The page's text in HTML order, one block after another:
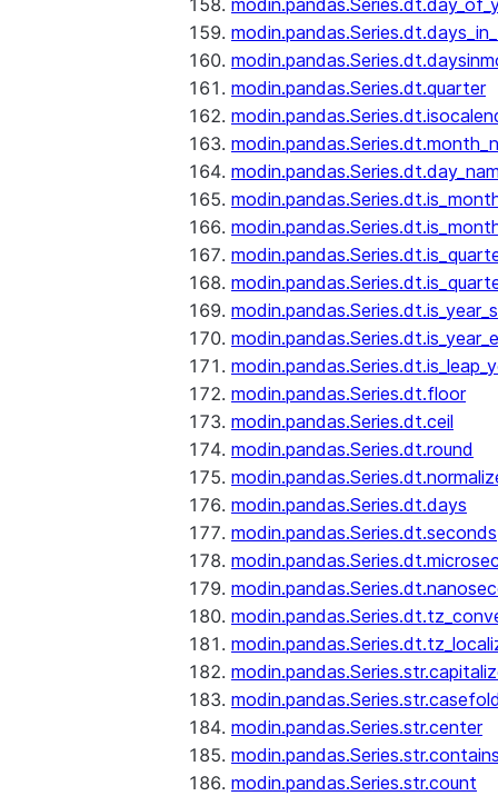
modin.pandas.Series.dt.quarter
modin.pandas.Series.dt.floor
modin.pandas.Series.dt.ceil
modin.pandas.Series.dt.round
modin.pandas.Series.dt.days
modin.pandas.Series.dt.seconds
modin.pandas.Series.str.center
modin.pandas.Series.str.count